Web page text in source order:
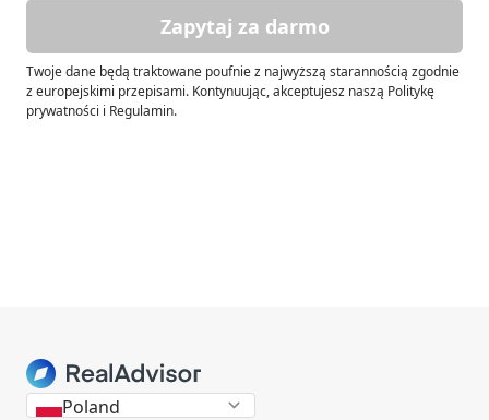
Zapytaj za darmo
Twoje dane będą traktowane poufnie z najwyższą starannością zgodnie
z europejskimi przepisami. Kontynuując, akceptujesz naszą Politykę
prywatności i Regulamin.
Poland